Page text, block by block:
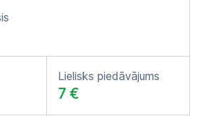
Lielisks piedāvājums
7 €